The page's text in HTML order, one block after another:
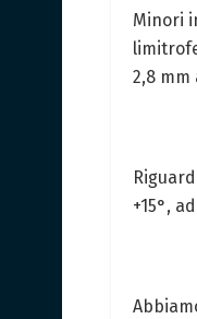
Minori
2,8 mm
+15°,